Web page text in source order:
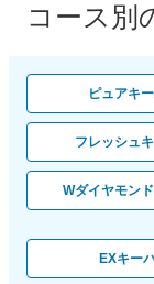
コース別
ピュアキ
フレッシュ
Wダイヤモン
EXキー